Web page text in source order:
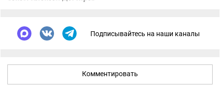
Подписывайтесь на наши каналы
Комментировать